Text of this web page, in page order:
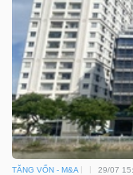
TĂNG VỐN - M&A 29/07
Truyền
thông
tài
chính